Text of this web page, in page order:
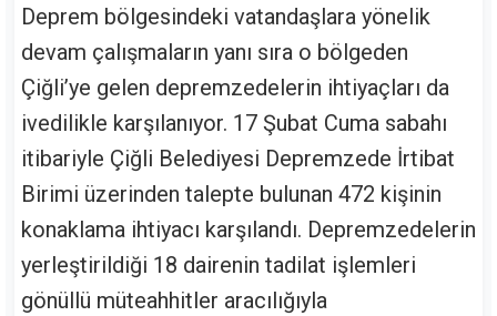
Deprem bölgesindeki vatandaşlara yönelik
devam çalışmaların yanı sıra o bölgeden
Çiğli’ye gelen depremzedelerin ihtiyaçları da
ivedilikle karşılanıyor. 17 Şubat Cuma sabahı
itibariyle Çiğli Belediyesi Depremzede İrtibat
Birimi üzerinden talepte bulunan 472 kişinin
konaklama ihtiyacı karşılandı. Depremzedelerin
yerleştirildiği 18 dairenin tadilat işlemleri
gönüllü müteahhitler aracılığıyla